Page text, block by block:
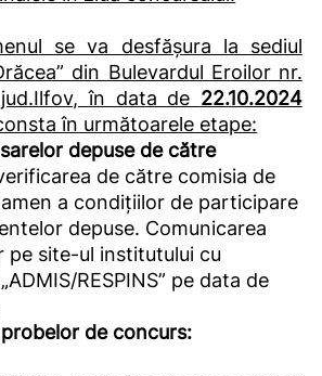
se va desfășura la sediul
din Bulevardul Eroilor nr.
în data de 22.10.2024
în următoarele etape:
depuse de către
de către comisia de
a condițiilor de participare
depuse. Comunicarea
pe site-ul institutului cu
RESPINS” pe data de
de concurs: